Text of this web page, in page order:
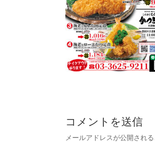
コメントを送信
メールアドレスが公開され